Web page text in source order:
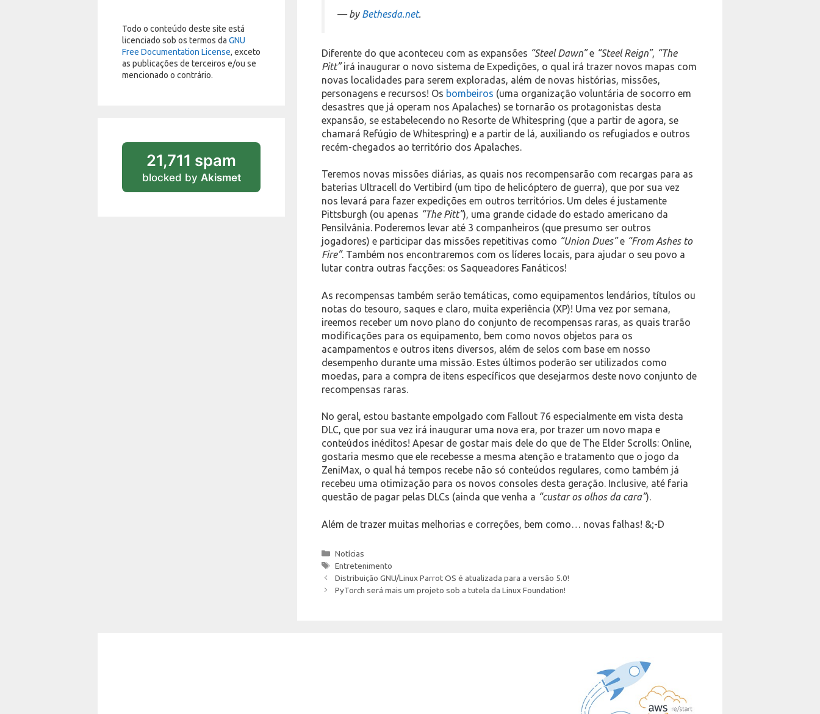
— by Bethesda.net.
Diferente do que aconteceu com as expansões “Steel Dawn”e “Steel Reign”, “The
Pitt”irá inaugurar o novo sistema de Expedições, o qual irá trazer novos mapas com
novas localidades para serem exploradas, além de novas histórias, missões,
personagens e recursos! Os bombeiros (uma organização voluntária de socorro em
desastres que já operam nos Apalaches) se tornarão os protagonistas desta
expansão, se estabelecendo no Resorte de Whitespring (que a partir de agora, se
chamará Refúgio de Whitespring) e a partir de lá, auxiliando os refugiados e outros
recém-chegados ao território dos Apalaches.
Teremos novas missões diárias, as quais nos recompensarão com recargas para as
baterias Ultracell do Vertibird (um tipo de helicóptero de guerra), que por sua vez
nos levará para fazer expedições em outros territórios. Um deles é justamente
Pittsburgh (ou apenas “The Pitt”), uma grande cidade do estado americano da
Pensilvânia. Poderemos levar até 3 companheiros (que presumo ser outros
jogadores) e participar das missões repetitivas como “Union Dues”e “From Ashes to
Fire”. Também nos encontraremos com os líderes locais, para ajudar o seu povo a
lutar contra outras facções: os Saqueadores Fanáticos!
As recompensas também serão temáticas, como equipamentos lendários, títulos ou
notas do tesouro, saques e claro, muita experiência (XP)! Uma vez por semana,
ireemos receber um novo plano do conjunto de recompensas raras, as quais trarão
modificações para os equipamento, bem como novos objetos para os
acampamentos e outros itens diversos, além de selos com base em nosso
desempenho durante uma missão. Estes últimos poderão ser utilizados como
moedas, para a compra de itens específicos que desejarmos deste novo conjunto de
recompensas raras.
No geral, estou bastante empolgado com Fallout 76 especialmente em vista desta
DLC, que por sua vez irá inaugurar uma nova era, por trazer um novo mapa e
conteúdos inéditos! Apesar de gostar mais dele do que de The Elder Scrolls: Online,
gostaria mesmo que ele recebesse a mesma atenção e tratamento que o jogo da
ZeniMax, o qual há tempos recebe não só conteúdos regulares, como também já
recebeu uma otimização para os novos consoles desta geração. Inclusive, até faria
questão de pagar pelas DLCs (ainda que venha a “custar os olhos da cara”).
Além de trazer muitas melhorias e correções, bem como… novas falhas! &;-D
Categories
Notícias
Tags
Entretenimento
Distribuição GNU/Linux Parrot OS é atualizada para a versão 5.0!
PyTorch será mais um projeto sob a tutela da Linux Foundation!
Todo o conteúdo deste site está
licenciado sob os termos da GNU
Free Documentation License, exceto
as publicações de terceiros e/ou se
mencionado o contrário.
21,711 spam
blocked by Akismet